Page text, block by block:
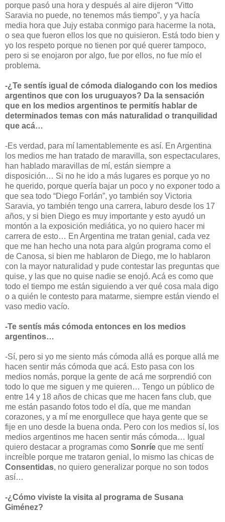
porque pasó una hora y después al aire dijeron “Vitto
Saravia no puede, no tenemos más tiempo”, y ya hacía
media hora que Jujy estaba conmigo para hacerme la nota,
o sea que fueron ellos los que no quisieron. Está todo bien y
yo los respeto porque no tienen por qué querer tampoco,
pero si se enojaron por algo, fue por ellos, no fue mío el
problema.
-¿Te sentís igual de cómoda dialogando con los medios
argentinos que con los uruguayos? Da la sensación
que en los medios argentinos te permitís hablar de
determinados temas con más naturalidad o tranquilidad
que acá…
-Es verdad, para mí lamentablemente es así. En Argentina
los medios me han tratado de maravilla, son espectaculares,
han hablado maravillas de mí, están siempre a
disposición… Si no he ido a más lugares es porque yo no
he querido, porque quería bajar un poco y no exponer todo a
que sea todo “Diego Forlán”, yo también soy Victoria
Saravia, yo también tengo una carrera, laburo desde los 17
años, y si bien Diego es muy importante y esto ayudó un
montón a la exposición mediática, yo no quiero hacer mi
carrera de esto… En Argentina me tratan genial, cada vez
que me han hecho una nota para algún programa como el
de Canosa, si bien me hablaron de Diego, me lo hablaron
con la mayor naturalidad y pude contestar las preguntas que
quise, y las que no quise nadie se enojó. Acá es como que
todo el tiempo me están siguiendo a ver qué cosa mala digo
o a quién le contesto para matarme, siempre están viendo el
vaso medio vacío.
-Te sentís más cómoda entonces en los medios
argentinos…
-Sí, pero si yo me siento más cómoda allá es porque allá me
hacen sentir más cómoda que acá. Esto pasa con los
medios nomás, porque la gente de acá me sorprendió con
todo lo que me siguen y me quieren… Tengo un público de
entre 14 y 18 años de chicas que me hacen fans club, que
me están pasando fotos todo el día, que me mandan
corazones, y a mí me enorgullece que haya gente que se
fije en uno desde la buena onda. Pero con los medios sí, los
medios argentinos me hacen sentir más cómoda… Igual
quiero destacar a programas como Sonríe que me sentí
increíble porque me trataron genial, lo mismo las chicas de
Consentidas, no quiero generalizar porque no son todos
así…
-¿Cómo viviste la visita al programa de Susana
Giménez?